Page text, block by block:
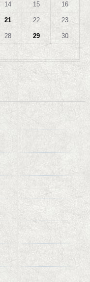
14 15 16
21 22 23
28 29 30